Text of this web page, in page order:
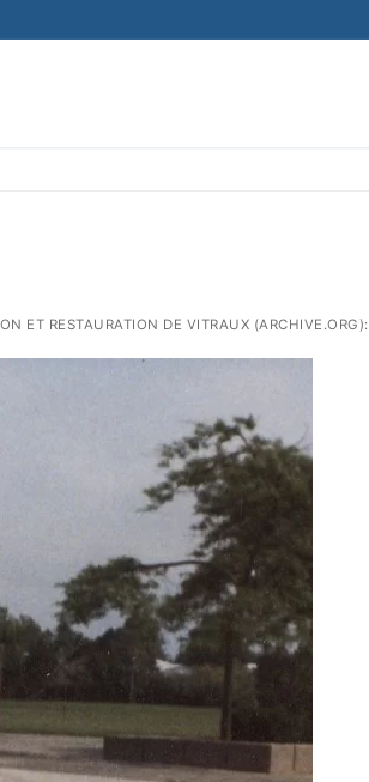
ET RESTAURATION DE VITRAUX (ARCHIVE.ORG):